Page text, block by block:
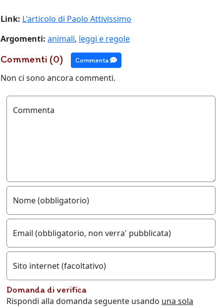
Link: L'articolo di Paolo Attivissimo
Argomenti: animali, leggi e regole
Commenti (0) Commenta
Non ci sono ancora commenti.
Commenta
Nome (obbligatorio)
Email (obbligatorio, non verra' pubblicata)
Sito internet (facoltativo)
Domanda di verifica
Rispondi alla domanda seguente usando una sola